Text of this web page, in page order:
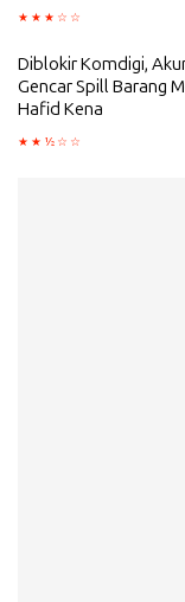
Diblokir Komdigi,
Gencar Spill Barang
Hafid Kena